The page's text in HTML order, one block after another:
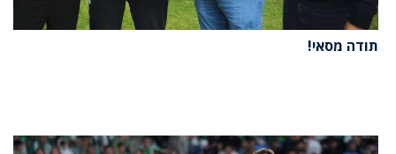
תודה מסאי!